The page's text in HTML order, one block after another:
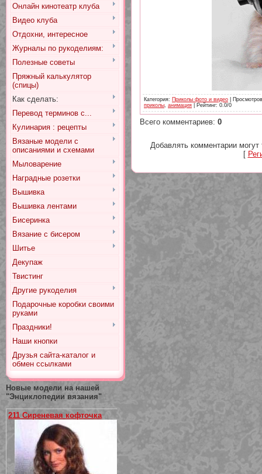
Онлайн кинотеатр клуба
Видео клуба
Отдохни, интересное
Журналы по рукоделиям:
Полезные советы
Пряжный калькулятор
(спицы)
Как сделать:
Перевод терминов с...
Кулинария : рецепты
Вязаные модели с
описаниями и схемами
Мыловарение
Наградные розетки
Вышивка
Вышивка лентами
Бисеринка
Вязание с бисером
Шитье
Декупаж
Твистинг
Другие рукоделия
Подарочные коробки своими
руками
Праздники!
Наши кнопки
Друзья сайта-каталог и
обмен ссылками
Новые модели на нашей
"Энциклопедии вязания"
211 Сиреневая кофточка
Категория: Приколы фото и видео
Просмотров
приколы, анимация Рейтинг: 0.0/0
Всего комментариев: 0
Добавлять комментарии могут
[